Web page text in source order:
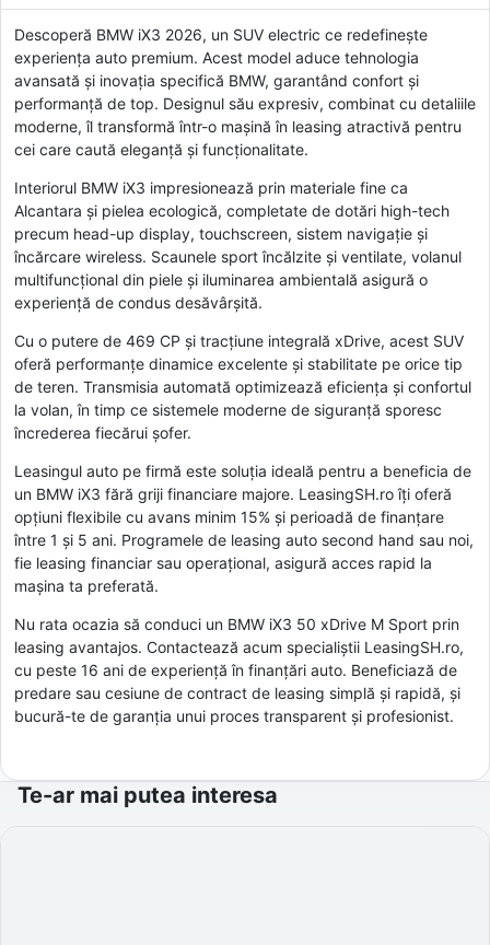
Descoperă BMW iX3 2026, un SUV electric ce redefinește
experiența auto premium. Acest model aduce tehnologia
avansată și inovația specifică BMW, garantând confort și
performanță de top. Designul său expresiv, combinat cu detaliile
moderne, îl transformă într-o mașină în leasing atractivă pentru
cei care caută eleganţă și funcționalitate.
Interiorul BMW iX3 impresionează prin materiale fine ca
Alcantara și pielea ecologică, completate de dotări high-tech
precum head-up display, touchscreen, sistem navigație și
încărcare wireless. Scaunele sport încălzite și ventilate, volanul
multifuncțional din piele și iluminarea ambientală asigură o
experiență de condus desăvârșită.
Cu o putere de 469 CP și tracțiune integrală xDrive, acest SUV
oferă performanțe dinamice excelente și stabilitate pe orice tip
de teren. Transmisia automată optimizează eficiența și confortul
la volan, în timp ce sistemele moderne de siguranță sporesc
încrederea fiecărui șofer.
Leasingul auto pe firmă este soluția ideală pentru a beneficia de
un BMW iX3 fără griji financiare majore. LeasingSH.ro îți oferă
opțiuni flexibile cu avans minim 15% și perioadă de finanțare
între 1 și 5 ani. Programele de leasing auto second hand sau noi,
fie leasing financiar sau operațional, asigură acces rapid la
mașina ta preferată.
Nu rata ocazia să conduci un BMW iX3 50 xDrive M Sport prin
leasing avantajos. Contactează acum specialiștii LeasingSH.ro,
cu peste 16 ani de experiență în finanțări auto. Beneficiază de
predare sau cesiune de contract de leasing simplă și rapidă, și
bucură-te de garanția unui proces transparent și profesionist.
Te-ar mai putea interesa